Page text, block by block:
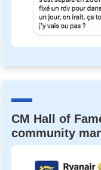
CM Hall of
community